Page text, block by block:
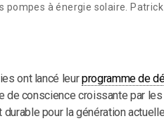
à énergie solaire.
ont lancé leurprogramme de
de conscience croissante par
pour la génération